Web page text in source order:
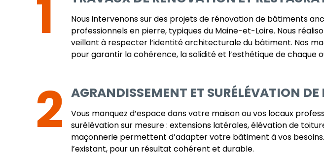
1
Nous intervenons sur des projets de rénovation de bâtiments
professionnels en pierre, typiques du Maine-et-Loire. Nous
veillant à respecter l’identité architecturale du bâtiment. Nos
pour garantir la cohérence, la solidité et l’esthétique de chaque
2 AGRANDISSEMENT ET SURÉLÉVATION
Vous manquez d’espace dans votre maison ou vos locaux
surélévation sur mesure : extensions latérales, élévation de
maçonnerie permettent d’adapter votre bâtiment à vos
l’existant, pour un résultat cohérent et durable.